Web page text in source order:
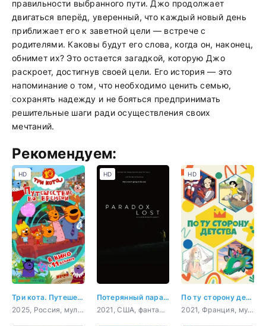
правильности выбранного пути. Джо продолжает
двигаться вперёд, уверенный, что каждый новый день
приближает его к заветной цели — встрече с
родителями. Каковы будут его слова, когда он, наконец,
обнимет их? Это остается загадкой, которую Джо
раскроет, достигнув своей цели. Его история — это
напоминание о том, что необходимо ценить семью,
сохранять надежду и не бояться предпринимать
решительные шаги ради осуществления своих
мечтаний.
Рекомендуем:
Три кота. Путешествие во времени
2025, Россия, мультфильм, детский
HD
Потерянный парадокс
2021, США, фантастика, комедия
HD
По ту сторону детства
2021, Франция, мультфильм, драма, комедия, семейный
HD